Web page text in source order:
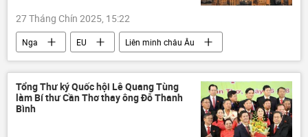
27 Tháng Chín 2025, 15:22
Nga EU
Liên minh châu Âu
thông tin
Hungary
Ursula von der Leyen
Thế giới
Bộ Ngoại giao Nga
Châu Âu
Tổng Thư ký Quốc hội Lê Quang Tùng
làm Bí thư Cần Thơ thay ông Đỗ Thanh
Bình